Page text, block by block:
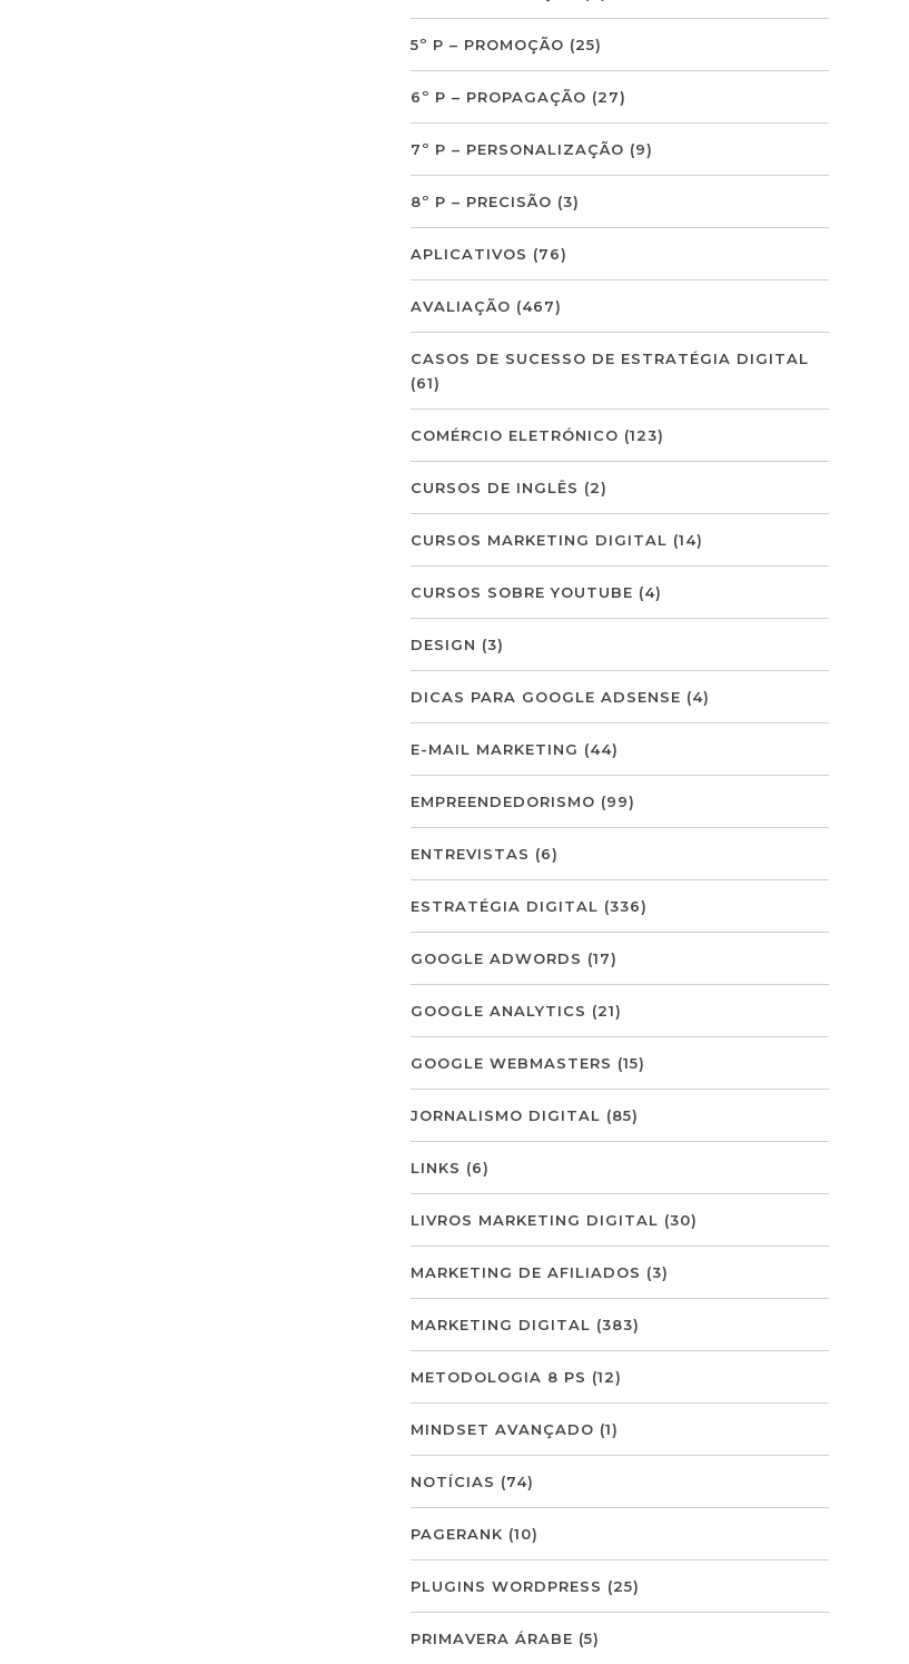
5º P – PROMOÇÃO (25)
6º P – PROPAGAÇÃO (27)
7º P – PERSONALIZAÇÃO (9)
8º P – PRECISÃO (3)
APLICATIVOS (76)
AVALIAÇÃO (467)
CASOS DE SUCESSO DE ESTRATÉGIA DIGITAL
(61)
COMÉRCIO ELETRÓNICO (123)
CURSOS DE INGLÊS (2)
CURSOS MARKETING DIGITAL (14)
CURSOS SOBRE YOUTUBE (4)
DESIGN (3)
DICAS PARA GOOGLE ADSENSE (4)
E-MAIL MARKETING (44)
EMPREENDEDORISMO (99)
ENTREVISTAS (6)
ESTRATÉGIA DIGITAL (336)
GOOGLE ADWORDS (17)
GOOGLE ANALYTICS (21)
GOOGLE WEBMASTERS (15)
JORNALISMO DIGITAL (85)
LINKS (6)
LIVROS MARKETING DIGITAL (30)
MARKETING DE AFILIADOS (3)
MARKETING DIGITAL (383)
METODOLOGIA 8 PS (12)
MINDSET AVANÇADO (1)
NOTÍCIAS (74)
PAGERANK (10)
PLUGINS WORDPRESS (25)
PRIMAVERA ÁRABE (5)